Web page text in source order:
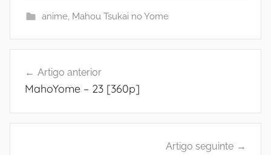
anime, Mahou Tsukai no Yome
de
Artigo anterior
MahoYome – 23 [360p]
Artigo seguinte